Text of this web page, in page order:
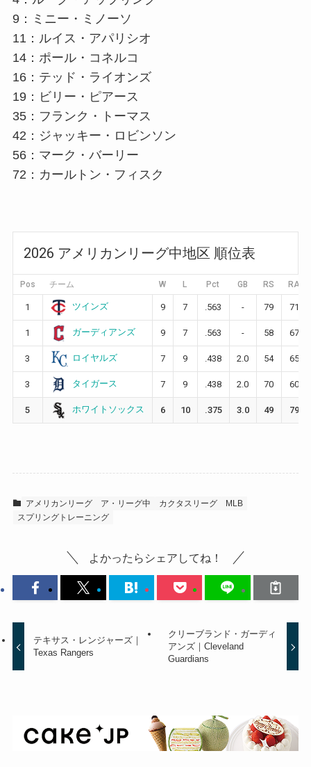
9：ミニー・ミノーソ
11：ルイス・アパリシオ
14：ポール・コネルコ
16：テッド・ライオンズ
19：ビリー・ピアース
35：フランク・トーマス
42：ジャッキー・ロビンソン
56：マーク・バーリー
72：カールトン・フィスク
2026 アメリカンリーグ中地区 順位表
Pos チーム W L Pct GB RS RA
1 ツインズ 9 7 .563 - 79 71
1 ガーディアンズ 9 7 .563 - 58 67
3 ロイヤルズ 7 9 .438 2.0 54 65
3 タイガース 7 9 .438 2.0 70 60
5 ホワイトソックス 6 10 .375 3.0 49 79
アメリカンリーグ ア・リーグ中 カクタスリーグ
MLB
スプリングトレーニング
よかったらシェアしてね！
テキサス・レンジャーズ｜
Texas Rangers
クリーブランド・ガーディ
アンズ｜Cleveland
Guardians